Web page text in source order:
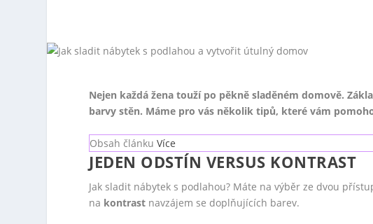
Nejen každá žena touží po pěkně sladěném domově.
barvy stěn. Máme pro vás několik tipů, které vám
Obsah článku Více
JEDEN ODSTÍN VERSUS KONTRAST
Jak sladit nábytek s podlahou? Máte na výběr ze dvou
na kontrast navzájem se doplňujících barev.